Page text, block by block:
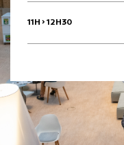
11H > 12H30